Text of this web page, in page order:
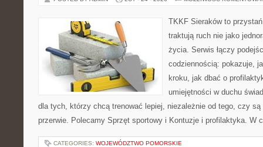
TKKF Sieraków to
traktują ruch nie jako
życia. Serwis łączy
codziennością: pokazuje,
kroku, jak dbać o
umiejętności w duchu
dla tych, którzy chcą trenować lepiej, niezależnie od tego, czy są
przerwie. Polecamy Sprzęt sportowy i Kontuzje i profilaktyka. W
CATEGORIES: WOJEWÓDZTWO POMORSKIE